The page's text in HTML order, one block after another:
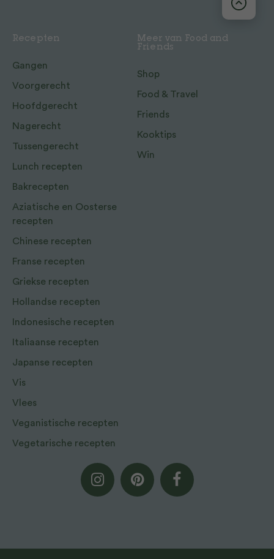
Recepten
Gangen
Voorgerecht
Hoofdgerecht
Nagerecht
Tussengerecht
Lunch recepten
Bakrecepten
Aziatische en Oosterse
recepten
Chinese recepten
Franse recepten
Griekse recepten
Hollandse recepten
Indonesische recepten
Italiaanse recepten
Japanse recepten
Vis
Vlees
Veganistische recepten
Vegetarische recepten
Meer van Food and
Friends
Shop
Food & Travel
Friends
Kooktips
Win